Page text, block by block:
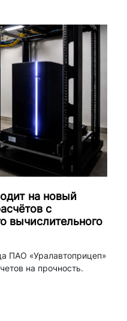
на новый
с
вычислительного
ПАО «Уралавтоприцеп»
на прочность.